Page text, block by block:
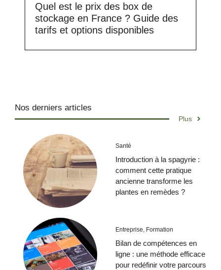
Quel est le prix des box de
stockage en France ? Guide des
tarifs et options disponibles
Nos derniers articles
Plus
Santé
Introduction à la spagyrie :
comment cette pratique
ancienne transforme les
plantes en remèdes ?
Entreprise, Formation
Bilan de compétences en
ligne : une méthode efficace
pour redéfinir votre parcours